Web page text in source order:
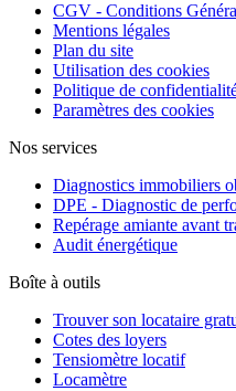
CGV - Conditions
Mentions légales
Plan du site
Utilisation des cookies
Politique de
Paramètres des cookies
Nos services
Diagnostics immobiliers
DPE - Diagnostic de
Repérage amiante avant
Audit énergétique
Boîte à outils
Trouver son locataire
Cotes des loyers
Tensiomètre locatif
Locamètre